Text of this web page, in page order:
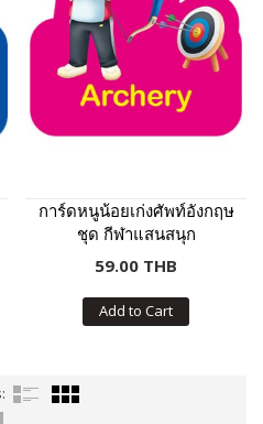
การ์ดหนูน้อยเก่งศัพท์อังกฤษ
ชุด กีฬาแสนสนุก
59.00 THB
Add to Cart